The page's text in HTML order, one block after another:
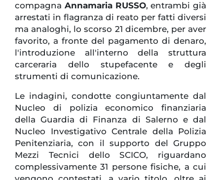
compagna Annamaria RUSSO, entrambi già
arrestati in flagranza di reato per fatti diversi
ma analoghi, lo scorso 21 dicembre, per aver
favorito, a fronte del pagamento di denaro,
l'introduzione all'interno della struttura
carceraria dello stupefacente e degli
strumenti di comunicazione.
Le indagini, condotte congiuntamente dal
Nucleo di polizia economico finanziaria
della Guardia di Finanza di Salerno e dal
Nucleo Investigativo Centrale della Polizia
Penitenziaria, con il supporto del Gruppo
Mezzi Tecnici dello SCICO, riguardano
complessivamente 31 persone fisiche, a cui